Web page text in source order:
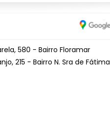
580 - Bairro Floramar
215 - Bairro N. Sra de Fátima